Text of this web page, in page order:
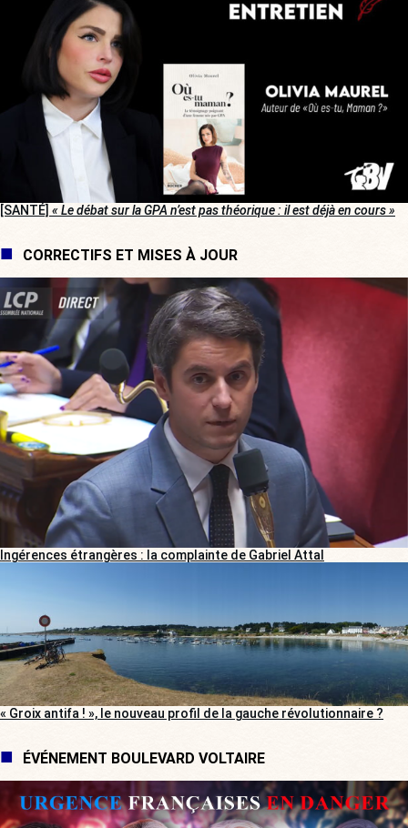
[SANTÉ] « Le débat sur la GPA n’est pas théorique : il est déjà en cours »
CORRECTIFS ET MISES À JOUR
Ingérences étrangères : la complainte de Gabriel Attal
« Groix antifa ! », le nouveau profil de la gauche révolutionnaire ?
ÉVÉNEMENT BOULEVARD VOLTAIRE